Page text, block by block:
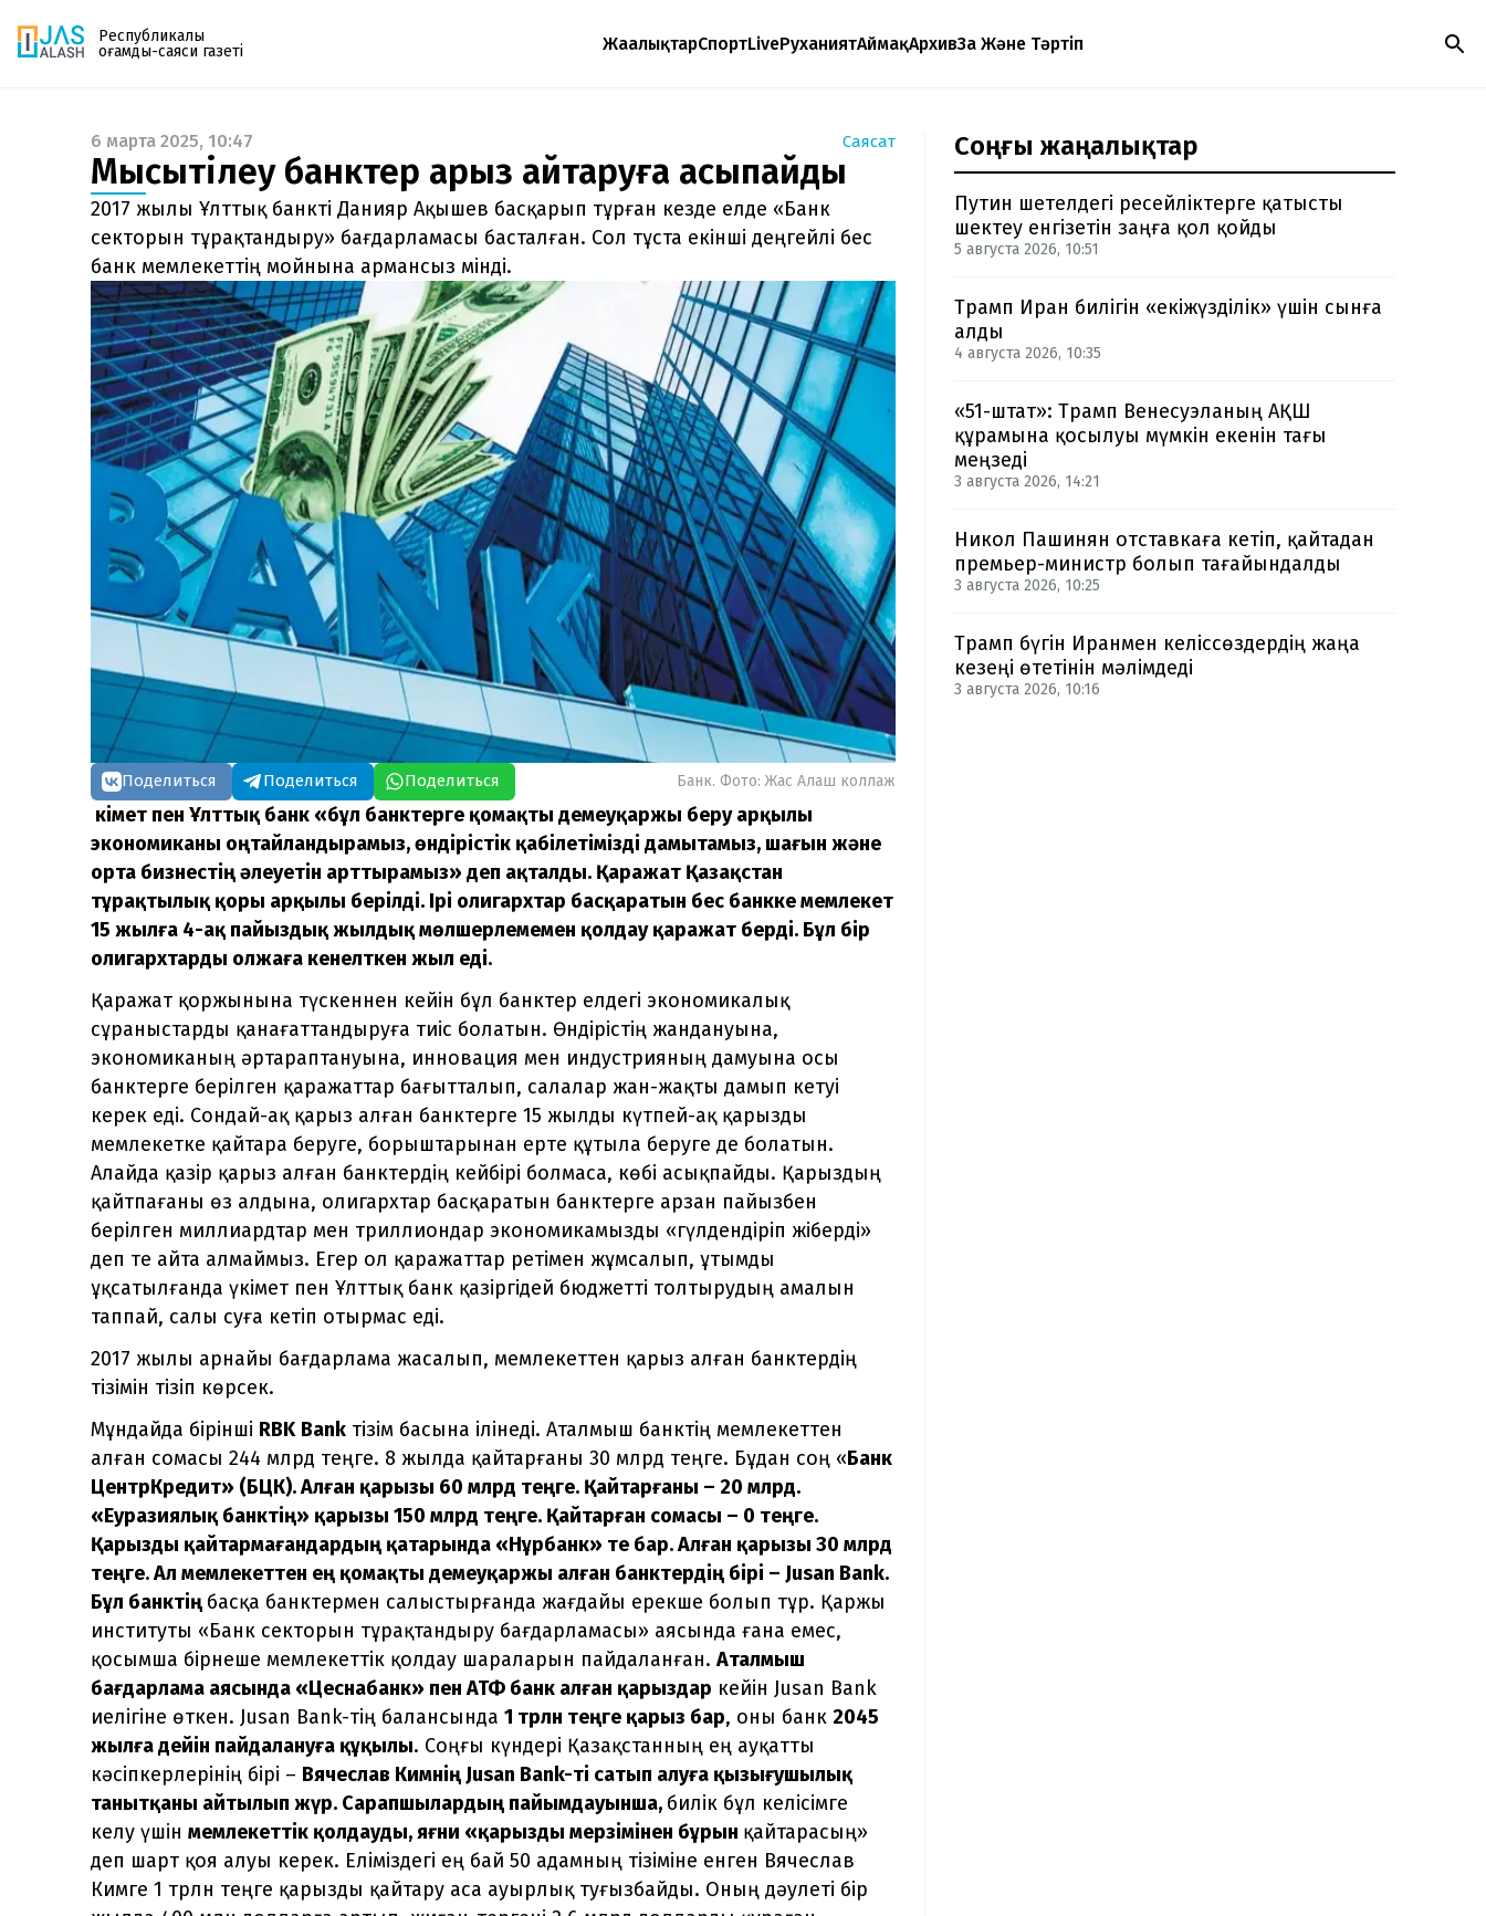
Республикалық
қоғамдық-саяси газеті
ЖаңалықтарСпортLiveРуханиятАймақАрхивЗаң Және Тәртіп
Газетке жазылу
PDF форматтағы газетті ай сайын электронды
поштаңызға алып отырыңыз. Жаңа нөмір
шыққан сәтте сізге бірден жіберіледі. Тек email
енгізіңіз, біз қалғанын өзіміз жібереміз.
6 марта 2025, 10:47 Саясат
Мысықтілеу банктер қарыз қайтаруға асықпайды
2017 жылы Ұлттық банкті Данияр Ақышев басқарып тұрған кезде елде «Банк
секторын тұрақтандыру» бағдарламасы басталған. Сол тұста екінші деңгейлі бес
банк мемлекеттің мойнына армансыз мінді.
Поделиться Поделиться Поделиться Банк. Фото: Жас Алаш коллаж
Үкімет пен Ұлттық банк «бұл банктерге қомақты демеуқаржы беру арқылы
экономиканы оңтайландырамыз, өндірістік қабілетімізді дамытамыз, шағын және
орта бизнестің әлеуетін арттырамыз» деп ақталды. Қаражат Қазақстан
тұрақтылық қоры арқылы берілді. Ірі олигархтар басқаратын бес банкке мемлекет
15 жылға 4-ақ пайыздық жылдық мөлшерлемемен қолдау қаражат берді. Бұл бір
олигархтарды олжаға кенелткен жыл еді.
Қаражат қоржынына түскеннен кейін бұл банктер елдегі экономикалық
сұраныстарды қанағаттандыруға тиіс болатын. Өндірістің жандануына,
экономиканың әртараптануына, инновация мен индустрияның дамуына осы
банктерге берілген қаражаттар бағытталып, салалар жан-жақты дамып кетуі
керек еді. Сондай-ақ қарыз алған банктерге 15 жылды күтпей-ақ қарызды
мемлекетке қайтара беруге, борыштарынан ерте құтыла беруге де болатын.
Алайда қазір қарыз алған банктердің кейбірі болмаса, көбі асықпайды. Қарыздың
қайтпағаны өз алдына, олигархтар басқаратын банктерге арзан пайызбен
берілген миллиардтар мен триллиондар экономикамызды «гүлдендіріп жіберді»
деп те айта алмаймыз. Егер ол қаражаттар ретімен жұмсалып, ұтымды
ұқсатылғанда үкімет пен Ұлттық банк қазіргідей бюджетті толтырудың амалын
таппай, салы суға кетіп отырмас еді.
2017 жылы арнайы бағдарлама жасалып, мемлекеттен қарыз алған банктердің
тізімін тізіп көрсек.
Мұндайда бірінші RBK Bank тізім басына ілінеді. Аталмыш банктің мемлекеттен
алған сомасы 244 млрд теңге. 8 жылда қайтарғаны 30 млрд теңге. Бұдан соң «Банк
ЦентрКредит» (БЦК).Алған қарызы 60 млрд теңге. Қайтарғаны – 20 млрд.
«Еуразиялық банктің» қарызы 150 млрд теңге. Қайтарған сомасы – 0 теңге.
Қарызды қайтармағандардың қатарында «Нұрбанк» те бар. Алған қарызы 30 млрд
теңге. Ал мемлекеттен ең қомақты демеуқаржы алған банктердің бірі – Jusan Bank.
Бұл банктің басқа банктермен салыстырғанда жағдайы ерекше болып тұр. Қаржы
институты «Банк секторын тұрақтандыру бағдарламасы» аясында ғана емес,
қосымша бірнеше мемлекеттік қолдау шараларын пайдаланған.Аталмыш
бағдарлама аясында «Цеснабанк» пен АТФ банк алған қарыздар кейін Jusan Bank
иелігіне өткен. Jusan Bank-тің балансында 1 трлн теңге қарыз бар, оны банк 2045
жылға дейін пайдалануға құқылы. Соңғы күндері Қазақстанның ең ауқатты
кәсіпкерлерінің бірі – Вячеслав Кимнің Jusan Bank-ті сатып алуға қызығушылық
танытқаны айтылып жүр. Сарапшылардың пайымдауынша, билік бұл келісімге
келу үшін мемлекеттік қолдауды, яғни «қарызды мерзімінен бұрын қайтарасың»
деп шарт қоя алуы керек. Еліміздегі ең бай 50 адамның тізіміне енген Вячеслав
Кимге 1 трлн теңге қарызды қайтару аса ауырлық туғызбайды. Оның дәулеті бір
Соңғы жаңалықтар
Путин шетелдегі ресейліктерге қатысты
шектеу енгізетін заңға қол қойды
5 августа 2026, 10:51
Трамп Иран билігін «екіжүзділік» үшін сынға
алды
4 августа 2026, 10:35
«51-штат»: Трамп Венесуэланың АҚШ
құрамына қосылуы мүмкін екенін тағы
меңзеді
3 августа 2026, 14:21
Никол Пашинян отставкаға кетіп, қайтадан
премьер-министр болып тағайындалды
3 августа 2026, 10:25
Трамп бүгін Иранмен келіссөздердің жаңа
кезеңі өтетінін мәлімдеді
3 августа 2026, 10:16